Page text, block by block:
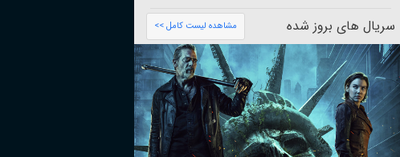
سریال های بروز شده مشاهده لیست کامل >>